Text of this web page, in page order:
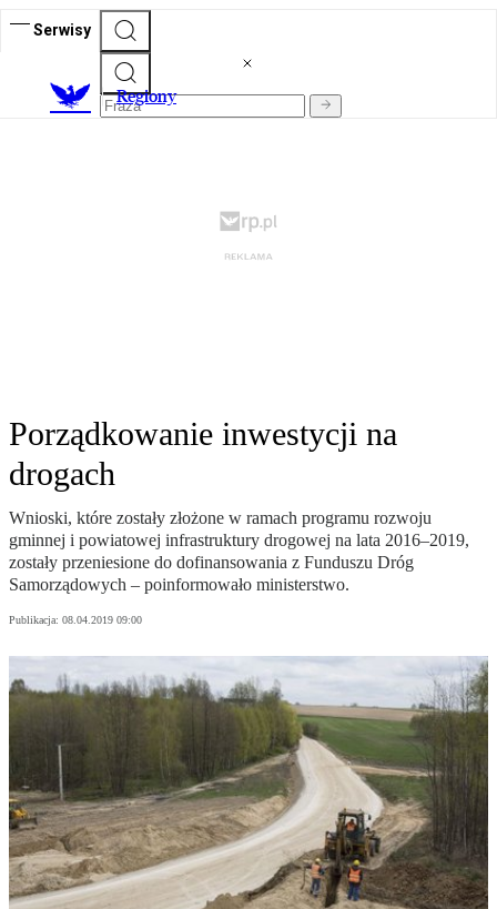
Serwisy
Regiony
Porządkowanie inwestycji na
drogach
Wnioski, które zostały złożone w ramach programu rozwoju
gminnej i powiatowej infrastruktury drogowej na lata 2016–2019,
zostały przeniesione do dofinansowania z Funduszu Dróg
Samorządowych – poinformowało ministerstwo.
Publikacja: 08.04.2019 09:00